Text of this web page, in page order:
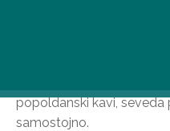
popoldanski kavi, seveda
samostojno.